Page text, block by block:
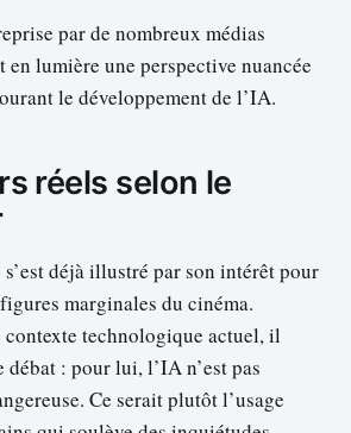
par de nombreux médias
lumière une perspective nuancée
le développement de l’IA.
réels selon le
déjà illustré par son intérêt pour
marginales du cinéma.
contexte technologique actuel, il
: pour lui, l’IA n’est pas
Ce serait plutôt l’usage